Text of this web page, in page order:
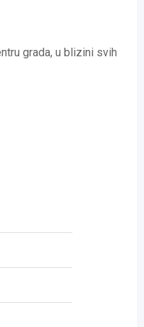
grada, u blizini svih